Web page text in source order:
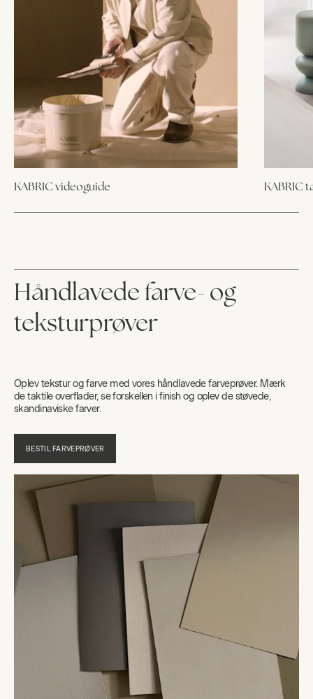
KABRIC videoguide KABRIC
Håndlavede farve- og
teksturprøver
Oplev tekstur og farve med vores håndlavede farveprøver. Mærk
de taktile overflader, se forskellen i finish og oplev de støvede,
skandinaviske farver.
BESTIL FARVEPRØVER